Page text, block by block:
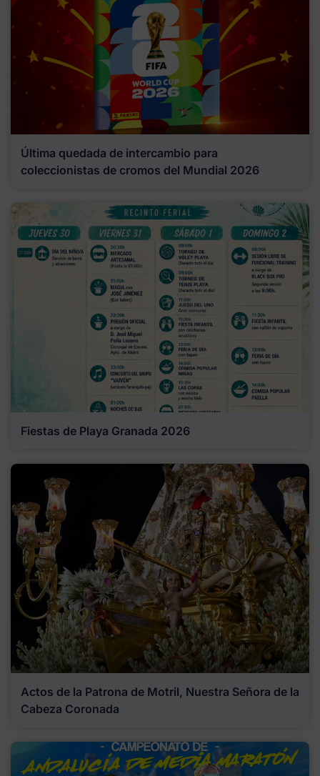
Última quedada de intercambio para
coleccionistas de cromos del Mundial 2026
Fiestas de Playa Granada 2026
Actos de la Patrona de Motril, Nuestra Señora de la
Cabeza Coronada